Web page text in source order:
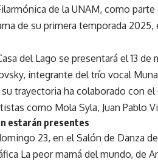
de la UNAM, como
de su primera temporada
del Lago se presentará el 13 de
integrante del trío vocal
trayectoria ha colaborado con
como Mola Syla, Juan Pablo
estarán presentes
23, en el Salón de Danza
La peor mamá del mundo, de